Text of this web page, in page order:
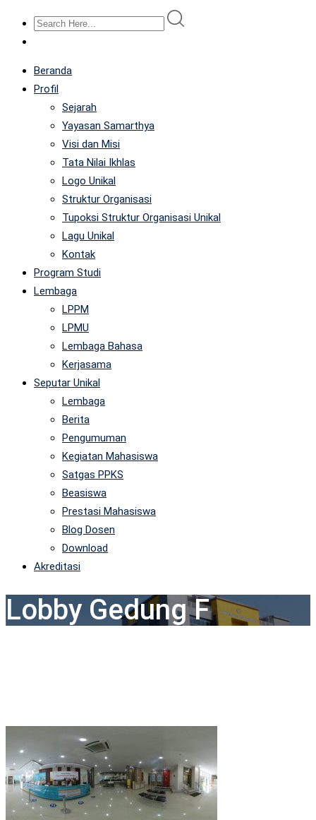
Beranda
Profil
Sejarah
Yayasan Samarthya
Visi dan Misi
Tata Nilai Ikhlas
Logo Unikal
Struktur Organisasi
Tupoksi Struktur Organisasi Unikal
Lagu Unikal
Kontak
Program Studi
Lembaga
LPPM
LPMU
Lembaga Bahasa
Kerjasama
Seputar Unikal
Lembaga
Berita
Pengumuman
Kegiatan Mahasiswa
Satgas PPKS
Beasiswa
Prestasi Mahasiswa
Blog Dosen
Download
Akreditasi
Lobby Gedung F